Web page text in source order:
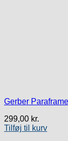
Gerber
299,00 kr.
Tilføj til kurv